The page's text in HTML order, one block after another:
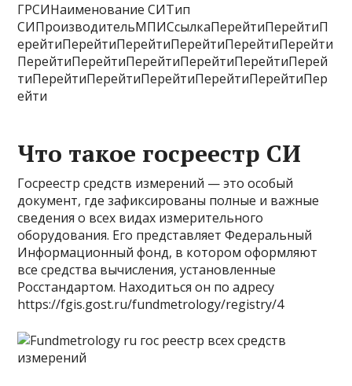
ГРСИНаименование СИТип
СИПроизводительМПИСсылкаПерейтиПерейтиП
ерейтиПерейтиПерейтиПерейтиПерейтиПерейти
ПерейтиПерейтиПерейтиПерейтиПерейтиПерей
тиПерейтиПерейтиПерейтиПерейтиПерейтиПер
ейти
Что такое госреестр СИ
Госреестр средств измерений — это особый
документ, где зафиксированы полные и важные
сведения о всех видах измерительного
оборудования. Его представляет Федеральный
Информационный фонд, в котором оформляют
все средства вычисления, установленные
Росстандартом. Находиться он по адресу
https://fgis.gost.ru/fundmetrology/registry/4